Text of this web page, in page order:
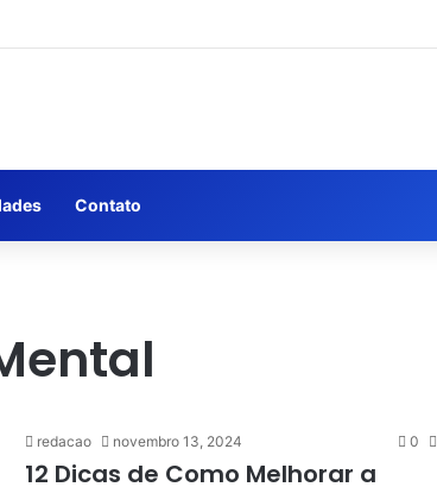
Contato
redacao novembro 13, 2024 0
12 Dicas de Como Melhorar a